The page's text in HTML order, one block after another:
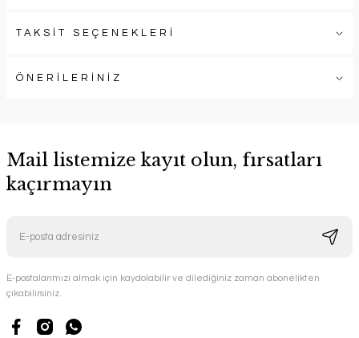
TAKSİT SEÇENEKLERİ
ÖNERİLERİNİZ
Mail listemize kayıt olun, fırsatları
kaçırmayın
E-postalarımızı almak için kaydolabilir ve dilediğiniz zaman abonelikten
çıkabilirsiniz.